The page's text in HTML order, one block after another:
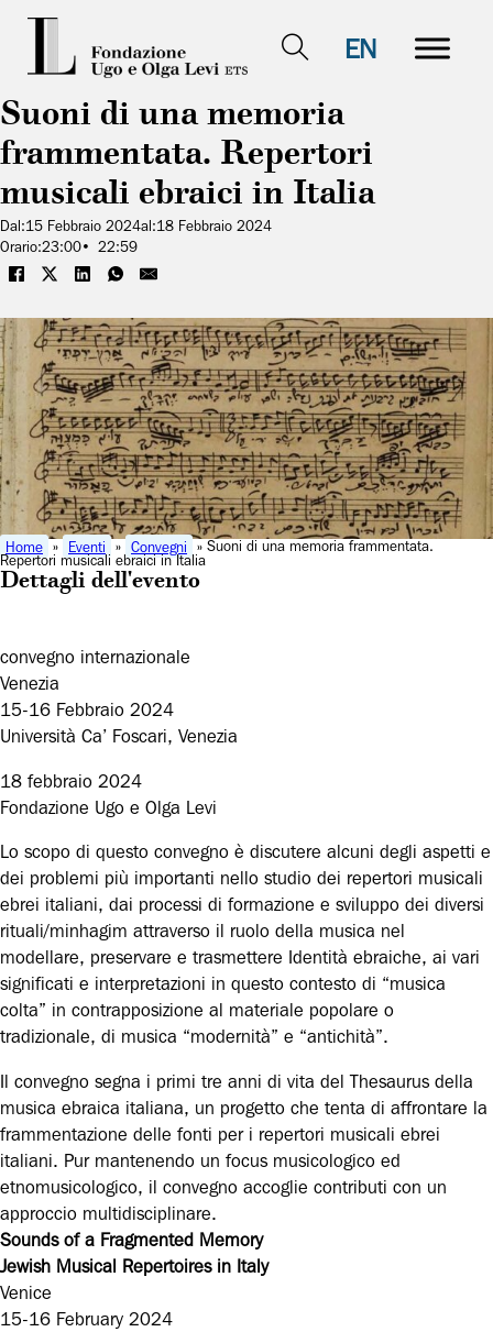
EN
Suoni di una memoria
frammentata. Repertori
musicali ebraici in Italia
Dal:15 Febbraio 2024al:18 Febbraio 2024
Orario:23:00 22:59
Home » Eventi » Convegni
» Suoni di una memoria frammentata.
Repertori musicali ebraici in Italia
Dettagli dell'evento
convegno internazionale
Venezia
15-16 Febbraio 2024
Università Ca’ Foscari, Venezia
18 febbraio 2024
Fondazione Ugo e Olga Levi
Lo scopo di questo convegno è discutere alcuni degli aspetti e
dei problemi più importanti nello studio dei repertori musicali
ebrei italiani, dai processi di formazione e sviluppo dei diversi
rituali/minhagim attraverso il ruolo della musica nel
modellare, preservare e trasmettere Identità ebraiche, ai vari
significati e interpretazioni in questo contesto di “musica
colta” in contrapposizione al materiale popolare o
tradizionale, di musica “modernità” e “antichità”.
Il convegno segna i primi tre anni di vita del Thesaurus della
musica ebraica italiana, un progetto che tenta di affrontare la
frammentazione delle fonti per i repertori musicali ebrei
italiani. Pur mantenendo un focus musicologico ed
etnomusicologico, il convegno accoglie contributi con un
approccio multidisciplinare.
Sounds of a Fragmented Memory
Jewish Musical Repertoires in Italy
Venice
15-16 February 2024